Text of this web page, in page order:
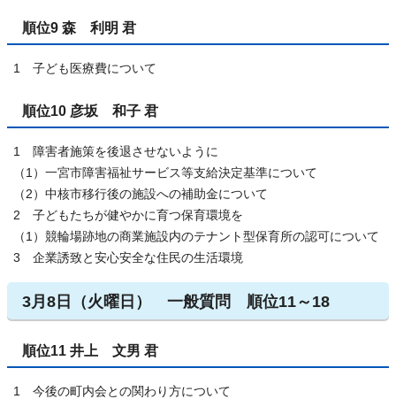
順位9 森 利明 君
1 子ども医療費について
順位10 彦坂 和子 君
1 障害者施策を後退させないように
（1）一宮市障害福祉サービス等支給決定基準について
（2）中核市移行後の施設への補助金について
2 子どもたちが健やかに育つ保育環境を
（1）競輪場跡地の商業施設内のテナント型保育所の認可について
3 企業誘致と安心安全な住民の生活環境
3月8日（火曜日） 一般質問 順位11～18
順位11 井上 文男 君
1 今後の町内会との関わり方について